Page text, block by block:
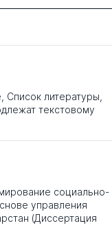
Список литературы,
текстовому
социально-
управления
(Диссертация